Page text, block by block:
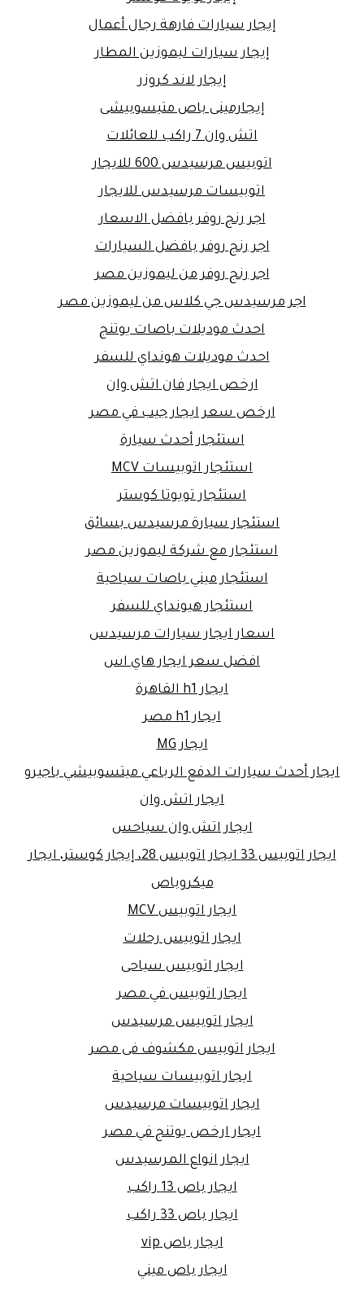
إيجار سيارات فارهة رجال أعمال
إيجار سيارات ليموزين المطار
إيجار لاند كروزر
إيجارمينى باص متيسوبيشى
اتش وان 7 راكب للعائلات
اتوبيس مرسيدس 600 للايجار
اتوبيسات مرسيدس للايجار
اجر رنج روفر بافضل الاسعار
اجر رنج روفر بافضل السيارات
اجر رنج روفر من ليموزين مصر
اجر مرسيدس جي كلاس من ليموزين مصر
احدث موديلات باصات يوتنج
احدث موديلات هونداي للسفر
ارخص ايجار فان اتش وان
ارخص سعر ايجار جيب في مصر
استئجار أحدث سيارة
استئجار اتوبيسات MCV
استئجار تويوتا كوستر
استئجار سيارة مرسيدس بسائق
استئجار مع شركة ليموزين مصر
استئجار ميني باصات سياحية
استئجار هيونداي للسفر
اسعار ايجار سيارات مرسيدس
افضل سعر ايجار هاي اس
ايجار h1 القاهرة
ايجار h1 مصر
ايجار MG
ايجار أحدث سيارات الدفع الرباعي ميتسوبيشي باجيرو
ايجار اتش وان
ايجار اتش وان سياحس
ايجار اتوبيس 33 ايجار اتوبيس 28، إيجار كوستر، ايجار
ميكروباص
ايجار اتوبيس MCV
ايجار اتوبيس رحلات
ايجار اتوبيس سياحى
ايجار اتوبيس في مصر
ايجار اتوبيس مرسيدس
ايجار اتوبيس مكشوف فى مصر
ايجار اتوبيسات سياحية
ايجار اتوبيسات مرسيدس
ايجار ارخص يوتنج في مصر
ايجار انواع المرسيدس
ايجار باص 13 راكب
ايجار باص 33 راكب
ايجار باص vip
ايجار باص ميني